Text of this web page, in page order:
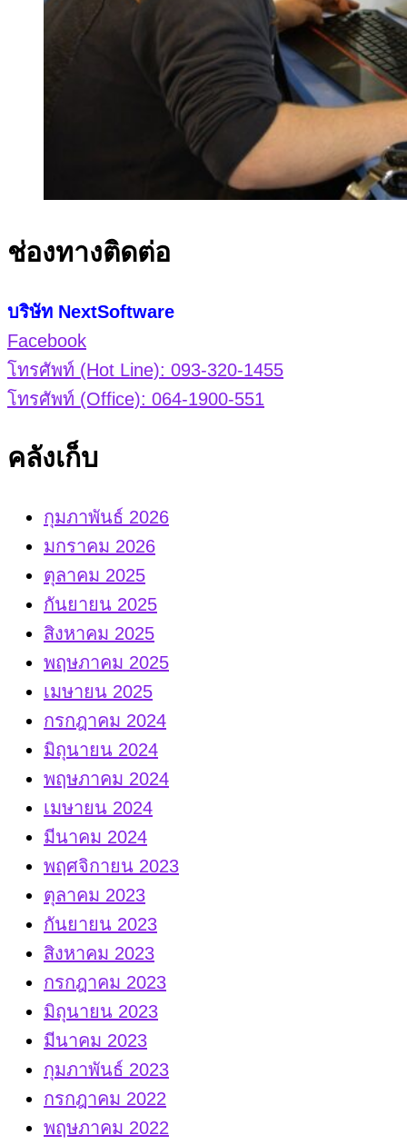
ช่องทางติดต่อ
บริษัท NextSoftware
Facebook
โทรศัพท์ (Hot Line): 093-320-1455
โทรศัพท์ (Office): 064-1900-551
คลังเก็บ
กุมภาพันธ์ 2026
มกราคม 2026
ตุลาคม 2025
กันยายน 2025
สิงหาคม 2025
พฤษภาคม 2025
เมษายน 2025
กรกฎาคม 2024
มิถุนายน 2024
พฤษภาคม 2024
เมษายน 2024
มีนาคม 2024
พฤศจิกายน 2023
ตุลาคม 2023
กันยายน 2023
สิงหาคม 2023
กรกฎาคม 2023
มิถุนายน 2023
มีนาคม 2023
กุมภาพันธ์ 2023
กรกฎาคม 2022
พฤษภาคม 2022